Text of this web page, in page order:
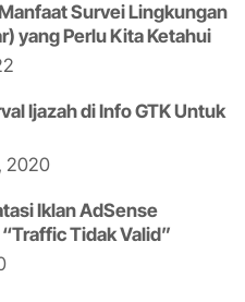
Survei Lingkungan
yang Perlu Kita Ketahui
Ijazah di Info GTK Untuk
2020
Iklan AdSense
Tidak Valid”